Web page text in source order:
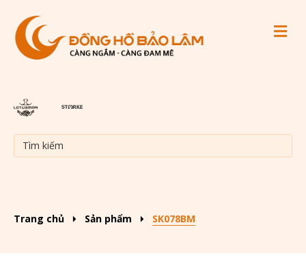
Trang chủ Sản phẩm SK078BM